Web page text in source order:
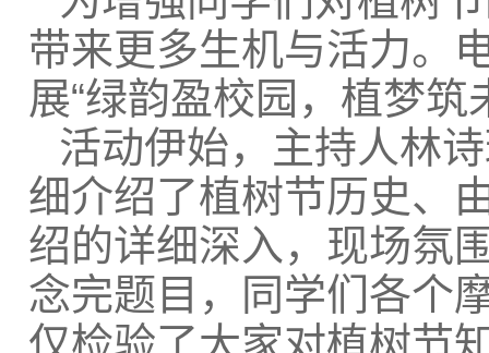
带来更多生机与活力。
展“绿韵盈校园，植梦
活动伊始，主持人林
细介绍了植树节历史、
绍的详细深入，现场氛
念完题目，同学们各个